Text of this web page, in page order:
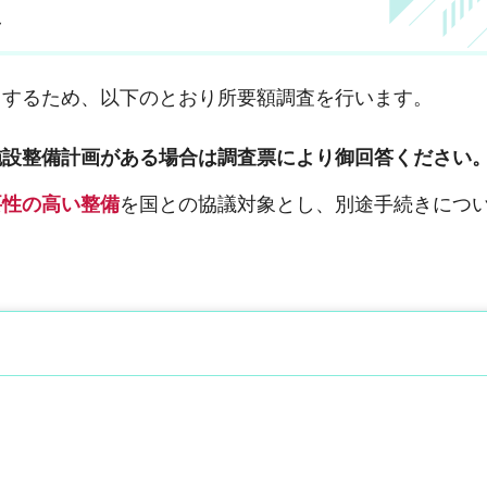
るため、以下のとおり所要額調査を行います。
整備計画がある場合は調査票により御回答ください
の高い整備を国との協議対象とし、別途手続きにつ